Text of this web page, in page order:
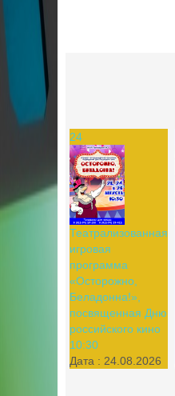
24
Театрализованная
игровая
программа
«Осторожно,
Беладонна!»,
посвященная Дню
российского кино
10:30
Дата : 24.08.2026